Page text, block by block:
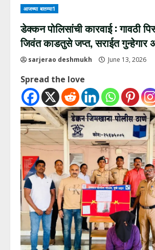
आजच्या बातम्या1
डेक्कन पोलिसांची कारवाई : गावठी
जिवंत काडतुसे जप्त, सराईत
sarjerao deshmukh June 13, 2026
Spread the love